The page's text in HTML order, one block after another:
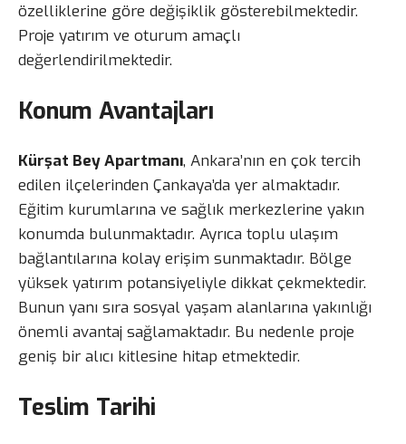
özelliklerine göre değişiklik gösterebilmektedir.
Proje yatırım ve oturum amaçlı
değerlendirilmektedir.
Konum Avantajları
Kürşat Bey Apartmanı, Ankara’nın en çok tercih
edilen ilçelerinden Çankaya’da yer almaktadır.
Eğitim kurumlarına ve sağlık merkezlerine yakın
konumda bulunmaktadır. Ayrıca toplu ulaşım
bağlantılarına kolay erişim sunmaktadır. Bölge
yüksek yatırım potansiyeliyle dikkat çekmektedir.
Bunun yanı sıra sosyal yaşam alanlarına yakınlığı
önemli avantaj sağlamaktadır. Bu nedenle proje
geniş bir alıcı kitlesine hitap etmektedir.
Teslim Tarihi